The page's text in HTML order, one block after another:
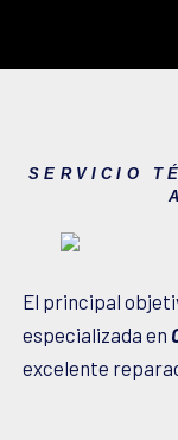
SERVICIO
El principal
especializada en
excelente